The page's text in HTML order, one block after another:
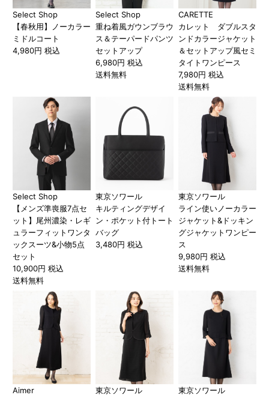
Select Shop
【春秋用】ノーカラー
ミドルコート
4,980円 税込
Select Shop
重ね着風ガウンブラウ
ス＆テーパードパンツ
セットアップ
6,980円 税込
送料無料
CARETTE
カレット ダブルスタ
ンドカラージャケット
＆セットアップ風セミ
タイトワンピース
7,980円 税込
送料無料
Select Shop
【メンズ準喪服7点セ
ット】尾州濃染・レギ
ュラーフィットワンタ
ックスーツ&小物5点
セット
10,900円 税込
送料無料
東京ソワール
キルティングデザイ
ン・ポケット付トート
バッグ
3,480円 税込
東京ソワール
ライン使いノーカラー
ジャケット&ドッキン
グジャケットワンピー
ス
9,980円 税込
送料無料
Aimer
東京ソワール
東京ソワール